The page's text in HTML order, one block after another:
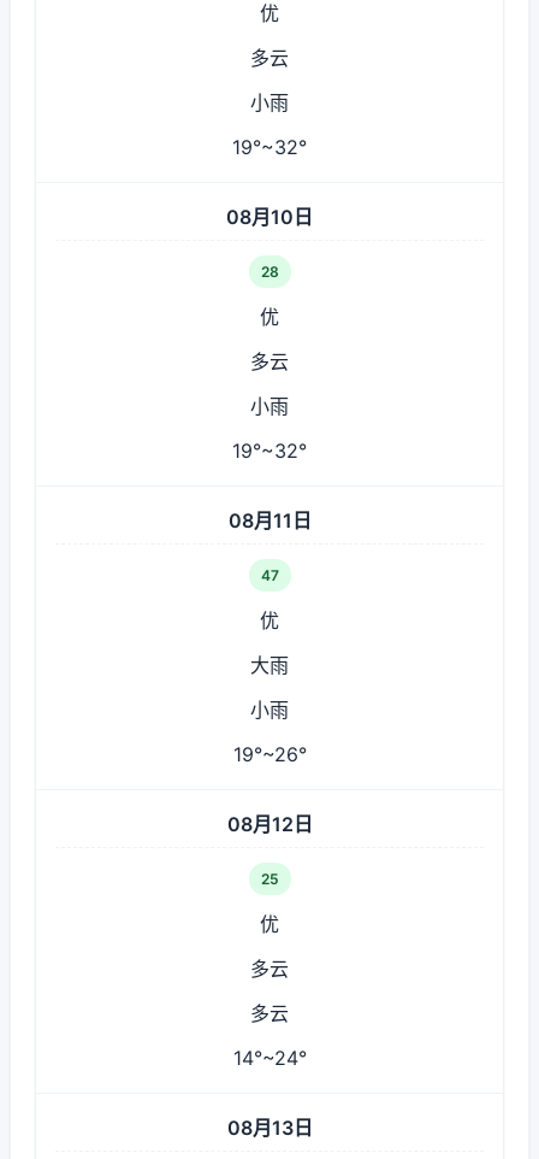
优
多云
小雨
19°~32°
08月10日
28
优
多云
小雨
19°~32°
08月11日
47
优
大雨
小雨
19°~26°
08月12日
25
优
多云
多云
14°~24°
08月13日